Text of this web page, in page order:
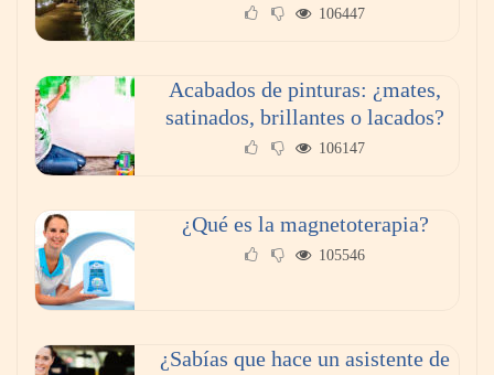
Reforestando con el Corazón regresa a Sierra
106447
Acabados de pinturas: ¿mates,
satinados, brillantes o lacados?
106147
¿Qué es la magnetoterapia?
105546
¿Sabías que hace un asistente de